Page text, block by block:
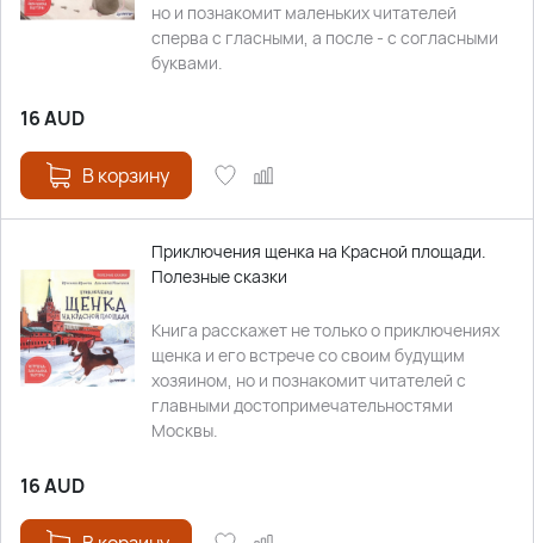
но и познакомит маленьких читателей
сперва с гласными, а после - с согласными
буквами.
16AUD
В корзину
Приключения щенка на Красной площади.
Полезные сказки
Книга расскажет не только о приключениях
щенка и его встрече со своим будущим
хозяином, но и познакомит читателей с
главными достопримечательностями
Москвы.
16AUD